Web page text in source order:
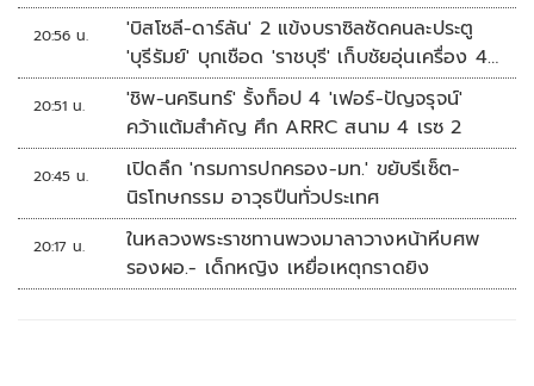
20:56 น.
'บิสโซลี-ดาร์ลัน' 2 แข้งบราซิลซัดคนละประตู
'บุรีรัมย์' บุกเชือด 'ราชบุรี' เก็บชัยอุ่นเครื่อง 4
นัดรวด
20:51 น.
'ชิพ-นครินทร์' รั้งท็อป 4 'เฟอร์-ปัญจรุจน์'
คว้าแต้มสำคัญ ศึก ARRC สนาม 4 เรซ 2
20:45 น.
เปิดลึก 'กรมการปกครอง-มท.' ขยับรีเซ็ต-
นิรโทษกรรม อาวุธปืนทั่วประเทศ
20:17 น.
ในหลวงพระราชทานพวงมาลาวางหน้าหีบศพ
รองผอ.- เด็กหญิง เหยื่อเหตุกราดยิง